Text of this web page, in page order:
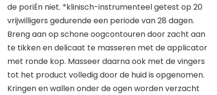
de poriËn niet. *klinisch-instrumenteel getest op 20
vrijwilligers gedurende een periode van 28 dagen.
Breng aan op schone oogcontouren door zacht aan
te tikken en delicaat te masseren met de applicator
met ronde kop. Masseer daarna ook met de vingers
tot het product volledig door de huid is opgenomen.
Kringen en wallen onder de ogen worden verzacht